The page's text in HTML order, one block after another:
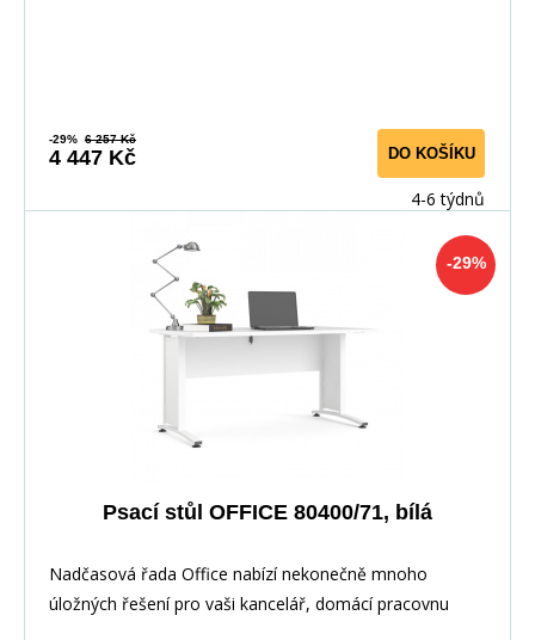
-29% 6 257 Kč
4 447 Kč DO KOŠÍKU
4-6 týdnů
-29%
Psací stůl OFFICE 80400/71, bílá
Nadčasová řada Office nabízí nekonečně mnoho
úložných řešení pro vaši kancelář, domácí pracovnu